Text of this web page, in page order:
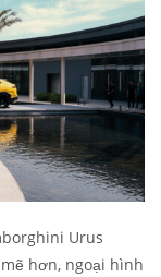
Urus
hơn, ngoại hình